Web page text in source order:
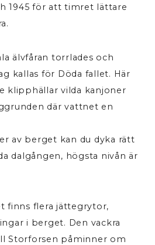
1945 för att timret lättare
älvfåran torrlades och
kallas för Döda fallet. Här
klipphällar vilda kanjoner
där vattnet en
av berget kan du dyka rätt
dalgången, högsta nivån är
finns flera jättegrytor,
i berget. Den vackra
Storforsen påminner om